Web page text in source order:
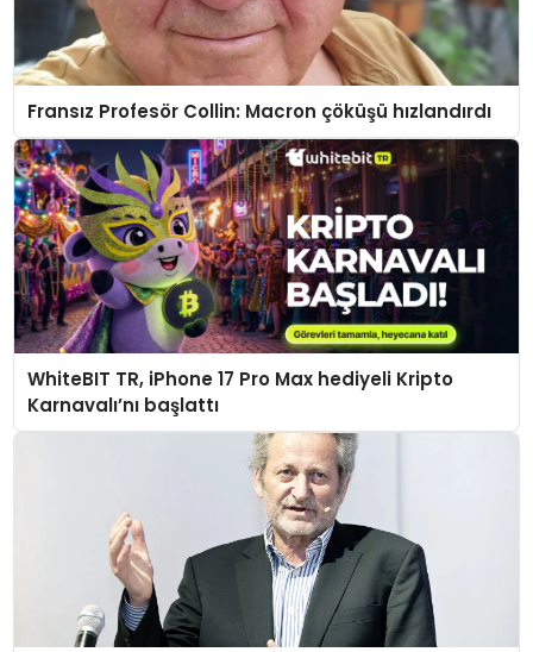
Fransız Profesör Collin: Macron çöküşü hızlandırdı
WhiteBIT TR, iPhone 17 Pro Max hediyeli Kripto
Karnavalı’nı başlattı